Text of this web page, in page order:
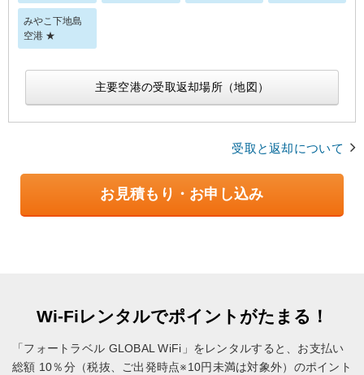
みやこ下地島
空港 ★
主要空港の受取返却場所（地図）
受取と返却について
お見積もり・お申し込み
Wi-Fiレンタルでポイントがたまる！
「フォートラベル GLOBAL WiFi」をレンタルすると、お支払い
総額 10％分（税抜、ご出発時点※10円未満は対象外）のポイント